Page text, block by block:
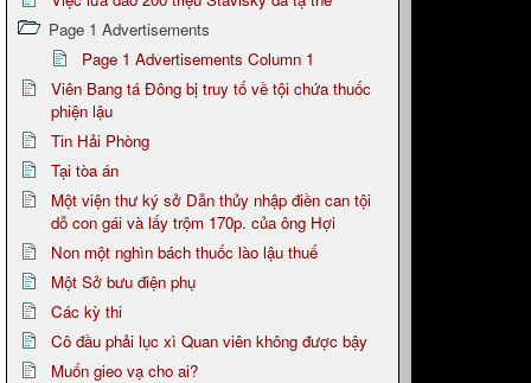
Page 1 Advertisements
Page 1 Advertisements Column 1
Viên Bang tá Đông bị truy tố về tội chứa thuốc
phiện lậu
Tin Hải Phòng
Tại tòa án
Một viện thư ký sở Dẫn thủy nhập điền can tội
dỗ con gái và lấy trộm 170p. của ông Hợi
Non một nghìn bách thuốc lào lậu thuế
Một Sở bưu điện phụ
Các kỳ thi
Cô đầu phải lục xì Quan viên không được bậy
Muốn gieo vạ cho ai?